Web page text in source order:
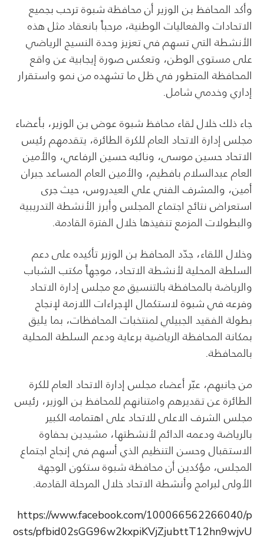
وأكد المحافظ بن الوزير أن محافظة شبوة ترحب بجميع
الاتحادات والفعاليات الوطنية، مرحباً بانعقاد مثل هذه
الأنشطة التي تسهم في تعزيز وحدة النسيج الرياضي
على مستوى الوطن، وتعكس صورة إيجابية عن واقع
المحافظة المتطور في ظل ما تشهده من نمو واستقرار
إداري وخدمي شامل.
جاء ذلك خلال لقاء محافظ شبوة عوض بن الوزير، بأعضاء
مجلس إدارة الاتحاد العام للكرة الطائرة، يتقدمهم رئيس
الاتحاد حسين موسى، ونائبه حسين الرفاعي، والأمين
العام عبدالسلام بافطيم، والأمين العام المساعد جبران
أمين، والمشرف الفني علي العيدروس، حيث جرى
استعراض نتائج اجتماع المجلس وأبرز الأنشطة التدريبية
والبطولات المزمع تنفيذها خلال الفترة القادمة.
وخلال اللقاء، جدّد المحافظ بن الوزير تأكيده على دعم
السلطة المحلية لأنشطة الاتحاد، موجهاً مكتب الشباب
والرياضة بالمحافظة بالتنسيق مع مجلس إدارة الاتحاد
وفرعه في شبوة لاستكمال الإجراءات اللازمة لإنجاح
بطولة الفقيد الجبيلي لمنتخبات المحافظات، بما يليق
بمكانة المحافظة الرياضية برعاية ودعم السلطة المحلية
بالمحافظة.
من جانبهم، عبّر أعضاء مجلس إدارة الاتحاد العام للكرة
الطائرة عن تقديرهم وامتنانهم للمحافظ بن الوزير، رئيس
مجلس الشرف الاعلى للاتحاد على اهتمامه الكبير
بالرياضة ودعمه الدائم لأنشطتها، مشيدين بحفاوة
الاستقبال وحسن التنظيم الذي أسهم في إنجاح اجتماع
المجلس، مؤكدين أن محافظة شبوة ستكون الوجهة
الأولى لبرامج وأنشطة الاتحاد خلال المرحلة القادمة.
https://www.facebook.com/100066562266040/p
osts/pfbid02sGG96w2kxpiKVjZjubttT12hn9wjvU